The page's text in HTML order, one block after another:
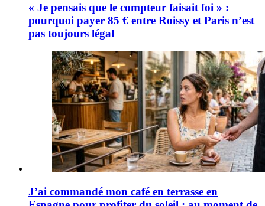
« Je pensais que le compteur faisait foi » :
pourquoi payer 85 € entre Roissy et Paris n’est
pas toujours légal
J’ai commandé mon café en terrasse en